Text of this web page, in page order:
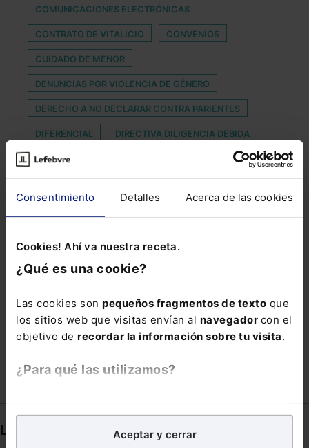
Consentimiento Detalles Acerca de las cookies
Cookies! Ahí va nuestra receta.
¿Qué es una cookie?
Las cookies son pequeños fragmentos de texto que
los sitios web que visitas envían al navegador con el
objetivo de recordar la información sobre tu visita.
¿Para qué las utilizamos?
analíticospara tratar demejorar tu experienciaen
nuestra página web. También con fines publicitarios,
Aceptar y cerrar
COMUNICACIONES ELECTRÓNICAS
CONTRATO DE VITALICIO CONVENIOS
CUIDADO DE MENOR
DENUNCIAS POR VIOLENCIA DE GÉNERO
DERECHO A NO DECLARAR CONTRA PARIENTES
DIFERENCIAL DIRECTIVA DILIGENCIA DEBIDA
ECONOMICO-ADMINISTRATIVA
RECEPTACIÓN SOLER TELETRABAJAR
TRÁFICO BIENES TRANSFORMA
Links directos